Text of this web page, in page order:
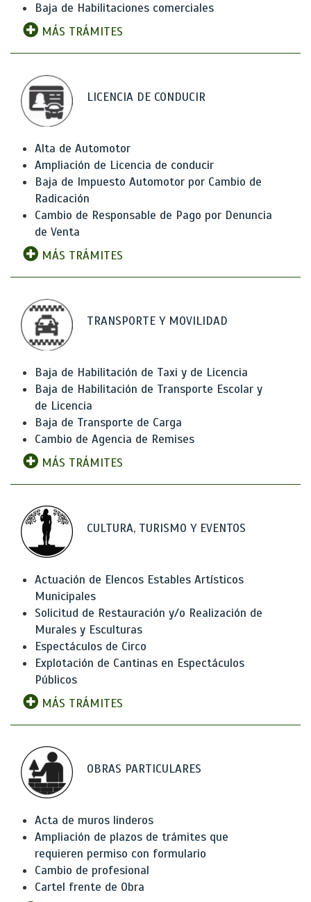
Baja de Habilitaciones comerciales
MÁS TRÁMITES
LICENCIA DE CONDUCIR
Alta de Automotor
Ampliación de Licencia de conducir
Baja de Impuesto Automotor por Cambio de
Radicación
Cambio de Responsable de Pago por Denuncia
de Venta
MÁS TRÁMITES
TRANSPORTE Y MOVILIDAD
Baja de Habilitación de Taxi y de Licencia
Baja de Habilitación de Transporte Escolar y
de Licencia
Baja de Transporte de Carga
Cambio de Agencia de Remises
MÁS TRÁMITES
CULTURA, TURISMO Y EVENTOS
Actuación de Elencos Estables Artísticos
Municipales
Solicitud de Restauración y/o Realización de
Murales y Esculturas
Espectáculos de Circo
Explotación de Cantinas en Espectáculos
Públicos
MÁS TRÁMITES
OBRAS PARTICULARES
Acta de muros linderos
Ampliación de plazos de trámites que
requieren permiso con formulario
Cambio de profesional
Cartel frente de Obra